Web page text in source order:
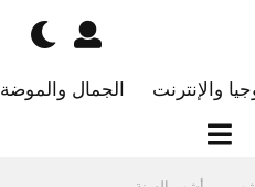
والإنترنت الجمال والموضة